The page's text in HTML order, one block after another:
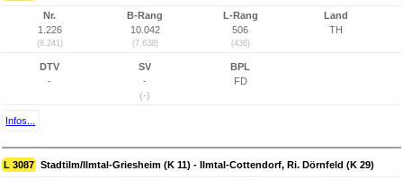
Nr.
1.226
(8.241)
B-Rang
10.042
(7.638)
L-Rang
506
(436)
Land
TH
DTV
-
SV
-
(-)
BPL
FD
Infos...
L 3087 Stadtilm/Ilmtal-Griesheim (K 11) - Ilmtal-Cottendorf, Ri. Dörnfeld (K 29)